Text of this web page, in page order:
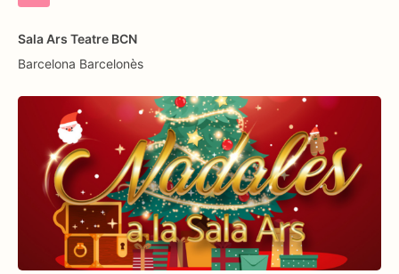
Sala Ars Teatre BCN
Barcelona Barcelonès